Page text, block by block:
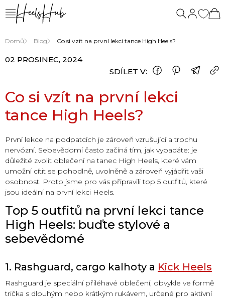
Domů Blog Co si vzít na první lekci tance High Heels?
02 PROSINEC, 2024
SDÍLET V:
Co si vzít na první lekci
tance High Heels?
První lekce na podpatcích je zároveň vzrušující a trochu
nervózní. Sebevědomí často začíná tím, jak vypadáte: je
důležité zvolit oblečení na tanec High Heels, které vám
umožní cítit se pohodlně, uvolněně a zároveň vyjádřit vaši
osobnost. Proto jsme pro vás připravili top 5 outfitů, které
jsou ideální na první lekci Heels.
Top 5 outfitů na první lekci tance
High Heels: buďte stylové a
sebevědomé
1. Rashguard, cargo kalhoty a Kick Heels
Rashguard je speciální přiléhavé oblečení, obvykle ve formě
trička s dlouhým nebo krátkým rukávem, určené pro aktivní